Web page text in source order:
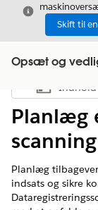
Luk
Skift til
Opsæt og
Vis
Indhold
Planlæg
scanning
Planlæg
indsats og sikre